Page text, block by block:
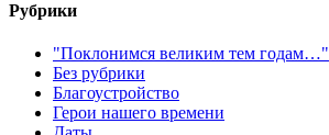
Рубрики
"Поклонимся великим тем годам…"
Без рубрики
Благоустройство
Герои нашего времени